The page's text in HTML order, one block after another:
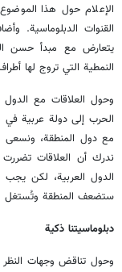
الإعلام حول هذا
القنوات الدبلوماسية.
يتعارض مع مبدأ حسن
النمطية التي تروج لها
وحول العلاقات مع الدول
الحرب إلى دولة عربية
مع دول المنطقة، ونسعى
ندرك أن العلاقات
الدول العربية، لكن
ستضعف المنطقة وتُستغل
دبلوماسيتنا ذكية
وحول تناقض وجهات النظر